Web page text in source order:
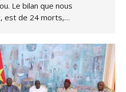
Le bilan que nous
est de 24 morts,…